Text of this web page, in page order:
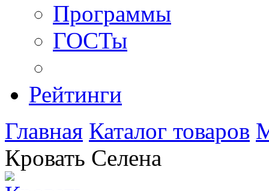
Программы
ГОСТы
Рейтинги
Главная Каталог товаров
Кровать Селена